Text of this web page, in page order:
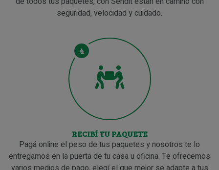
seguridad, velocidad y cuidado.
4
RECIBÍ TU PAQUETE
Pagá online el peso de tus paquetes y nosotros te lo
entregamos en la puerta de tu casa u oficina. Te ofrecemos